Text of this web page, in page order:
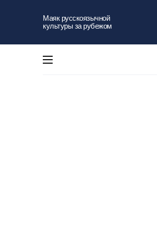
Маяк русскоязычной
культуры за рубежом